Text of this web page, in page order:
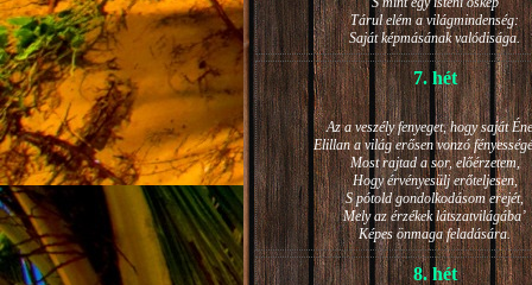
Tárul elém a világmindenség:
Saját képmásának valódisága.
7. hét
Az a veszély fenyeget, hogy saját
Elillan a világ erősen vonzó
Most rajtad a sor, előérzetem,
Hogy érvényesülj erőteljesen,
S pótold gondolkodásom erejét,
Mely az érzékek látszatvilágába’
Képes önmaga feladására.
8. hét